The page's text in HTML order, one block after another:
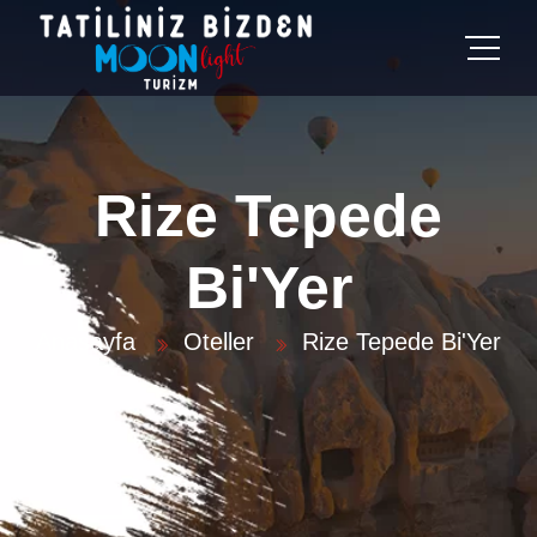
Rize Tepede
Bi'Yer
Anasayfa Oteller Rize Tepede Bi'Yer